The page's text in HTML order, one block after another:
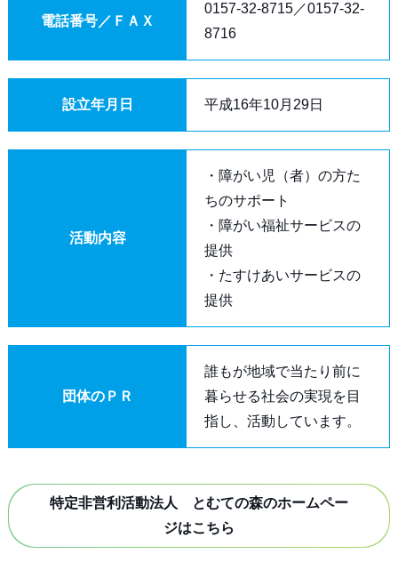
電話番号／ＦＡＸ
0157-32-8715／0157-32-
8716
設立年月日 平成16年10月29日
活動内容
・障がい児（者）の方た
ちのサポート
・障がい福祉サービスの
提供
・たすけあいサービスの
提供
団体のＰＲ
誰もが地域で当たり前に
暮らせる社会の実現を目
指し、活動しています。
特定非営利活動法人 とむての森のホームペー
ジはこちら